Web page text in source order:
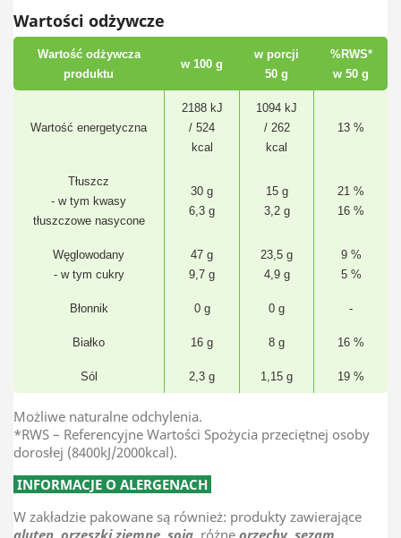
Wartości odżywcze
Wartość odżywcza
produktu
w 100 g
w porcji
50 g
%RWS*
w 50 g
Wartość energetyczna
2188 kJ
/ 524
kcal
1094 kJ
/ 262
kcal
13 %
Tłuszcz
- w tym kwasy
tłuszczowe nasycone
30 g
6,3 g
15 g
3,2 g
21 %
16 %
Węglowodany
- w tym cukry
47 g
9,7 g
23,5 g
4,9 g
9 %
5 %
Błonnik 0 g 0 g -
Białko 16 g 8 g 16 %
Sól 2,3 g 1,15 g 19 %
Możliwe naturalne odchylenia.
*RWS – Referencyjne Wartości Spożycia przeciętnej osoby
dorosłej (8400kJ/2000kcal).
INFORMACJE O ALERGENACH
W zakładzie pakowane są również: produkty zawierające